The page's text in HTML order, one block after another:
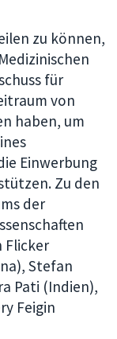
zu können,
für
von
haben, um
Einwerbung
Zu den
der
Flicker
Stefan
Pati (Indien),
Feigin